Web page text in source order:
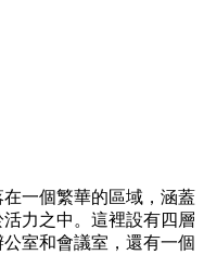
一個繁華的區域，涵蓋
力之中。這裡設有四層
室和會議室，還有一個